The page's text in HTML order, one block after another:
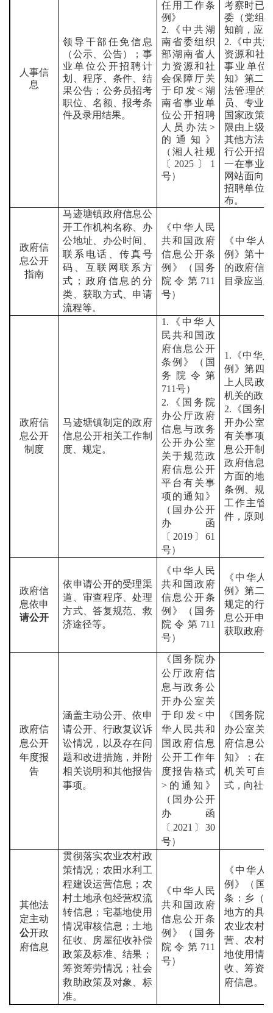
人事信
息
领导干部任免信息
（公示、公告）；事
业单位公开招聘计
划、程序、条件、结
果公告；公务员招考
职位、名额、报考条
件及录用结果。
任用工作条
例》
2. 《中共湖
南省委组织
部湖南省人
力资源和社
会保障厅关
于印发 < 湖
南省事业单
位公开招聘
人员办法 >
的通知》
（湘人社规
〔 2025 〕 1
号）
考察时已
委（党组
知前，应
2. 《中共
资源和社
事业单位
知》第二
法管理的
员、专业
国家政策
限由上级
其他方法
行公开招
一在事业
网站面向
招聘单位
布。
政府信
息公开
指南
马迹塘镇政府信息公
开工作机构名称、办
公地址、办公时间、
联系电话、传真号
码、互联网联系方
式；政府信息的分
类、获取方式、申请
流程等。
《中华人民
共和国政府
信息公开条
例》（国务
院令第 711
号）
《中华
例》第十
的政府信
目录应当
政府信
息公开
制度
马迹塘镇制定的政府
信息公开相关工作制
度、规定。
1. 《中华人
民共和国政
府信息公开
条例》（国
务院令第
711号）
2. 《国务院
办公厅政府
信息与政务
公开办公室
关于规范政
府信息公开
平台有关事
项的通知》
（国办公开
办函
〔 2019〕 61
号）
1. 《中华
例》第四
上人民政
机关的政
2. 《国务
开办公室
有关事项
息公开制
政府信息
方面的地
条例、规
工作主管
件，原则
政府信
息依申
请公开
依申请公开的受理渠
道、审查程序、处理
方式、答复规范、救
济途径等。
《中华人民
共和国政府
信息公开条
例》（国务
院令第 711
号）
《中华
例》第二
规定的行
息公开申
获取政府
政府信
息公开
年度报
告
涵盖主动公开、依申
请公开、行政复议诉
讼情况，以及存在问
题和改进措施，并附
相关说明和其他报告
事项。
《国务院办
公厅政府信
息与政务公
开办公室关
于印发 < 中
华人民共和
国政府信息
公开工作年
度报告格式
> 的通知》
（国办公开
办函
〔 2021 〕 30
号）
《国务院
办公室关
府信息公
知》：在
机关可自
式，向社
其他法
定主动
公开政
府信息
贯彻落实农业农村政
策情况；农田水利工
程建设运营信息；农
村土地承包经营权流
转信息；宅基地使用
情况审核信息；土地
征收、房屋征收补偿
政策及标准、结果；
筹资筹劳情况；社会
救助政策及对象、标
准。
《中华人民
共和国政府
信息公开条
例》（国务
院令第 711
号）
《中华
例》（国
条：乡（
地方的具
农业农村
营、农村
地使用情
收、筹资
府信息。